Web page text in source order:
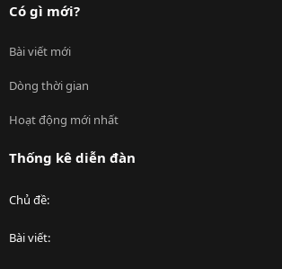
Có gì mới?
Bài viết mới
Dòng thời gian
Hoạt động mới nhất
Thống kê diễn đàn
Chủ đề
Bài viết